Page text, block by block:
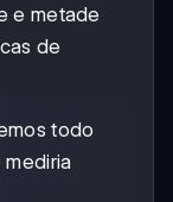
e metade
de
todo